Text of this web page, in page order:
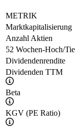
METRIK
Marktkapitalisierung
Anzahl Aktien
52 Wochen-Hoch/
Dividendenrendite
Dividenden TTM
Beta
KGV (PE Ratio)